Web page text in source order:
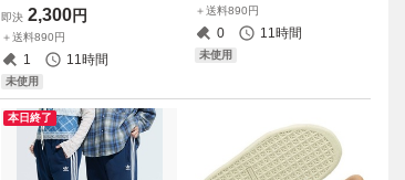
当) 定価9900円 ピンク BIG S
EAN スウェット ベロア
即決 2,300円
＋送料890円
1 11時間
未使用
ジュアルシューズ スニーカ
ー
＋送料890円
0 11時間
未使用
本日終了